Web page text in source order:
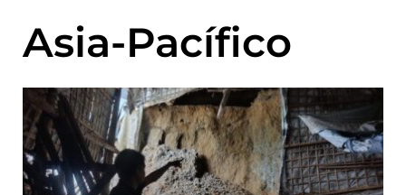
Asia-Pacífico